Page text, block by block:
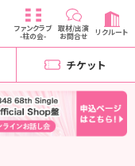
ファンクラブ
-柱の会-
取材/出演
お問合せ リクルート
チケット